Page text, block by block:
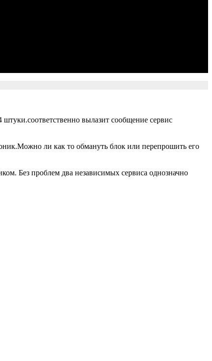
вылазит сообщение сервис
ли как то обмануть блок или перепрошить его
Без проблем два независимых сервиса однозначно